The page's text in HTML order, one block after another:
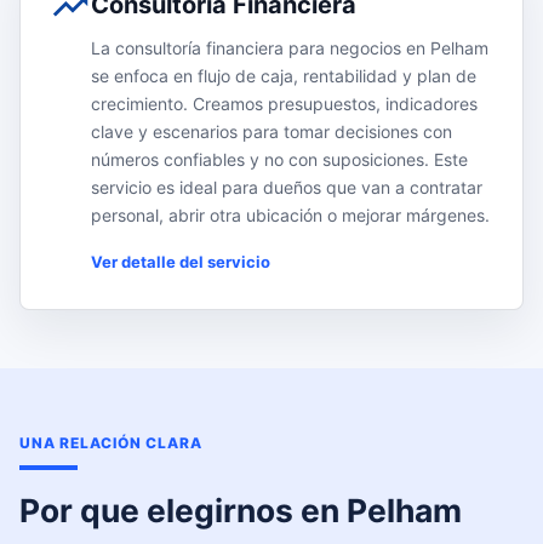
La consultoría financiera para negocios en Pelham
se enfoca en flujo de caja, rentabilidad y plan de
crecimiento. Creamos presupuestos, indicadores
clave y escenarios para tomar decisiones con
números confiables y no con suposiciones. Este
servicio es ideal para dueños que van a contratar
personal, abrir otra ubicación o mejorar márgenes.
Ver detalle del servicio
UNA RELACIÓN CLARA
Por que elegirnos en Pelham